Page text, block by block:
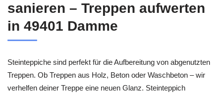
sanieren – Treppen aufwerten
in 49401 Damme
Steinteppiche sind perfekt für die Aufbereitung von abgenutzten
Treppen. Ob Treppen aus Holz, Beton oder Waschbeton – wir
verhelfen deiner Treppe eine neuen Glanz. Steinteppich